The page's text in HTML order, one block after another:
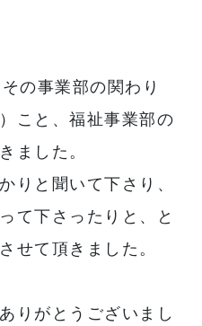
の事業部の関わり
こと、福祉事業部の
ました。
りと聞いて下さり、
て下さったりと、と
せて頂きました。
りがとうございまし